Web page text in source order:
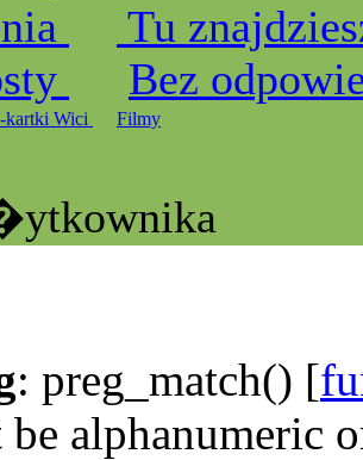
Tu
Bez
kartki Wici Filmy
: preg_match() [
alphanumeric